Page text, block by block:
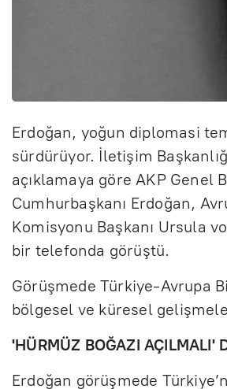
Erdoğan, yoğun diplomasi
sürdürüyor. İletişim
açıklamaya göre AKP Genel
Cumhurbaşkanı Erdoğan,
Komisyonu Başkanı Ursula
bir telefonda görüştü.
Görüşmede Türkiye-Avrupa
bölgesel ve küresel
'HÜRMÜZ BOĞAZI AÇILMALI'
Erdoğan görüşmede